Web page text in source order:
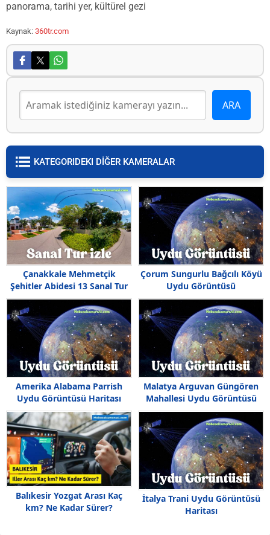
panorama, tarihi yer, kültürel gezi
Kaynak: 360tr.com
KATEGORIDEKI DİĞER KAMERALAR
Çanakkale Mehmetçik
Şehitler Abidesi 13 Sanal Tur
izle
Çorum Sungurlu Bağcılı Köyü
Uydu Görüntüsü
Amerika Alabama Parrish
Uydu Görüntüsü Haritası
Malatya Arguvan Güngören
Mahallesi Uydu Görüntüsü
Haritası
Balıkesir Yozgat Arası Kaç
km? Ne Kadar Sürer?
İtalya Trani Uydu Görüntüsü
Haritası